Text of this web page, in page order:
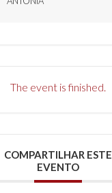
The event is finished.
COMPARTILHAR ESTE
EVENTO